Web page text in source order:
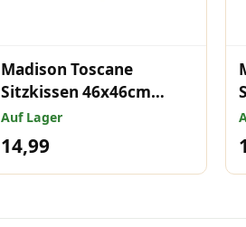
Madison Toscane
Sitzkissen 46x46cm
Panama grau
Auf Lager
14,99